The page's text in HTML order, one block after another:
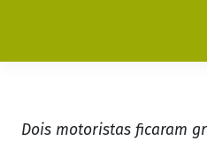
Dois motoristas ficaram